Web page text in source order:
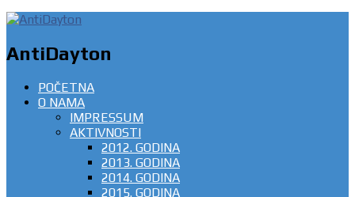
AntiDayton
POČETNA
O NAMA
IMPRESSUM
AKTIVNOSTI
2012. GODINA
2013. GODINA
2014. GODINA
2015. GODINA